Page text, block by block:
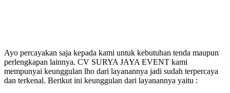
Ayo percayakan saja kepada kami untuk kebutuhan tenda maupun
perlengkapan lainnya. CV SURYA JAYA EVENT kami
mempunyai keunggulan lho dari layanannya jadi sudah terpercaya
dan terkenal. Berikut ini keunggulan dari layanannya yaitu :